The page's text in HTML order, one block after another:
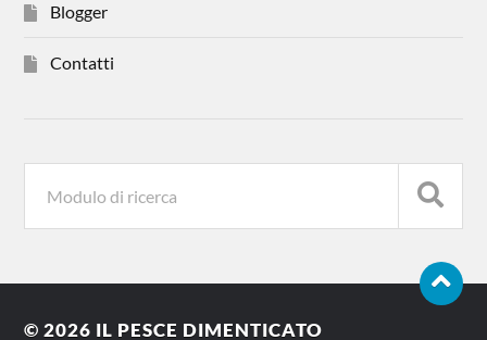
Blogger
Contatti
© 2026 IL PESCE DIMENTICATO